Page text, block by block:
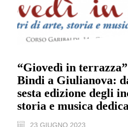
“Giovedì in
Bindi a Giulianova:
sesta edizione degli
storia e musica
23 GIUGNO 2023